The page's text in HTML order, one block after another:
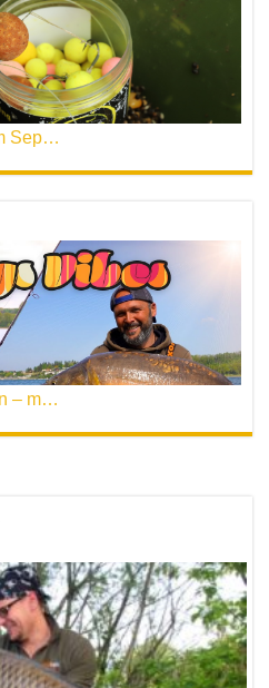
Mein Lieblingshookbait im September – Volker Seuß
Video: Einfach geil Angeln – mit Romeo Eyl